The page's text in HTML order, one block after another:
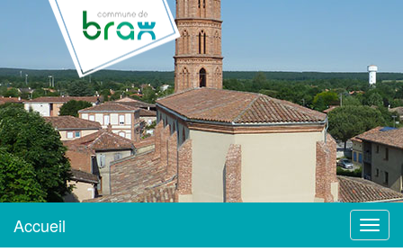
BRAX
Menu
Accueil